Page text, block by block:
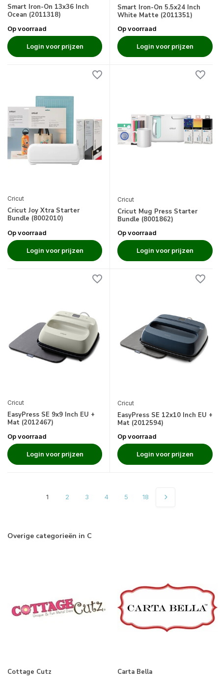
Smart Iron-On 13x36 Inch
Ocean (2011318)
Op voorraad
Login voor prijzen
Smart Iron-On 5.5x24 Inch
White Matte (2011351)
Op voorraad
Login voor prijzen
Cricut
Cricut Joy Xtra Starter
Bundle (8002010)
Op voorraad
Login voor prijzen
Cricut
Cricut Mug Press Starter
Bundle (8001862)
Op voorraad
Login voor prijzen
Cricut
EasyPress SE 9x9 Inch EU +
Mat (2012467)
Op voorraad
Login voor prijzen
Cricut
EasyPress SE 12x10 Inch EU +
Mat (2012594)
Op voorraad
Login voor prijzen
1 2 3 4 5 18
Overige categorieën in C
Cottage Cutz Carta Bella